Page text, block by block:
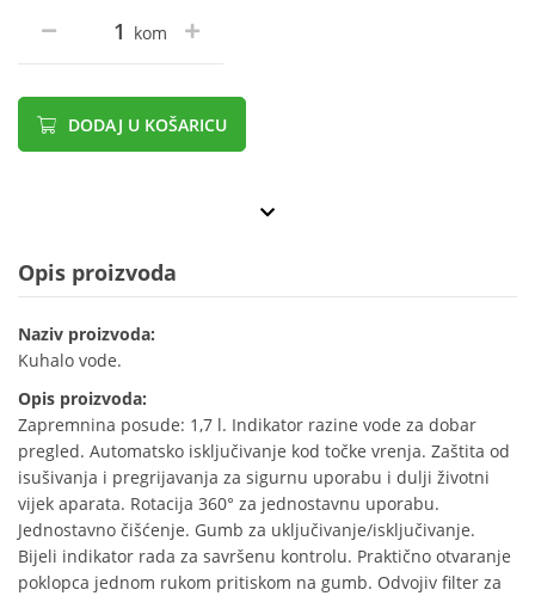
kom
DODAJ U KOŠARICU
Opis proizvoda
Naziv proizvoda:
Kuhalo vode.
Opis proizvoda:
Zapremnina posude: 1,7 l. Indikator razine vode za dobar
pregled. Automatsko isključivanje kod točke vrenja. Zaštita od
isušivanja i pregrijavanja za sigurnu uporabu i dulji životni
vijek aparata. Rotacija 360° za jednostavnu uporabu.
Jednostavno čišćenje. Gumb za uključivanje/isključivanje.
Bijeli indikator rada za savršenu kontrolu. Praktično otvaranje
poklopca jednom rukom pritiskom na gumb. Odvojiv filter za